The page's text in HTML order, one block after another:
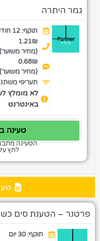
גמר היתרה
תוקף: 12 חודשים
1.21₪
(מחיר
0.68₪
(מחיר משוער)
תעריפי
לא מומלץ
באינטרנט
טעינה
הטעינה
לחץ
פרטנר – הטענת סים כשר
תוקף: 30 יום